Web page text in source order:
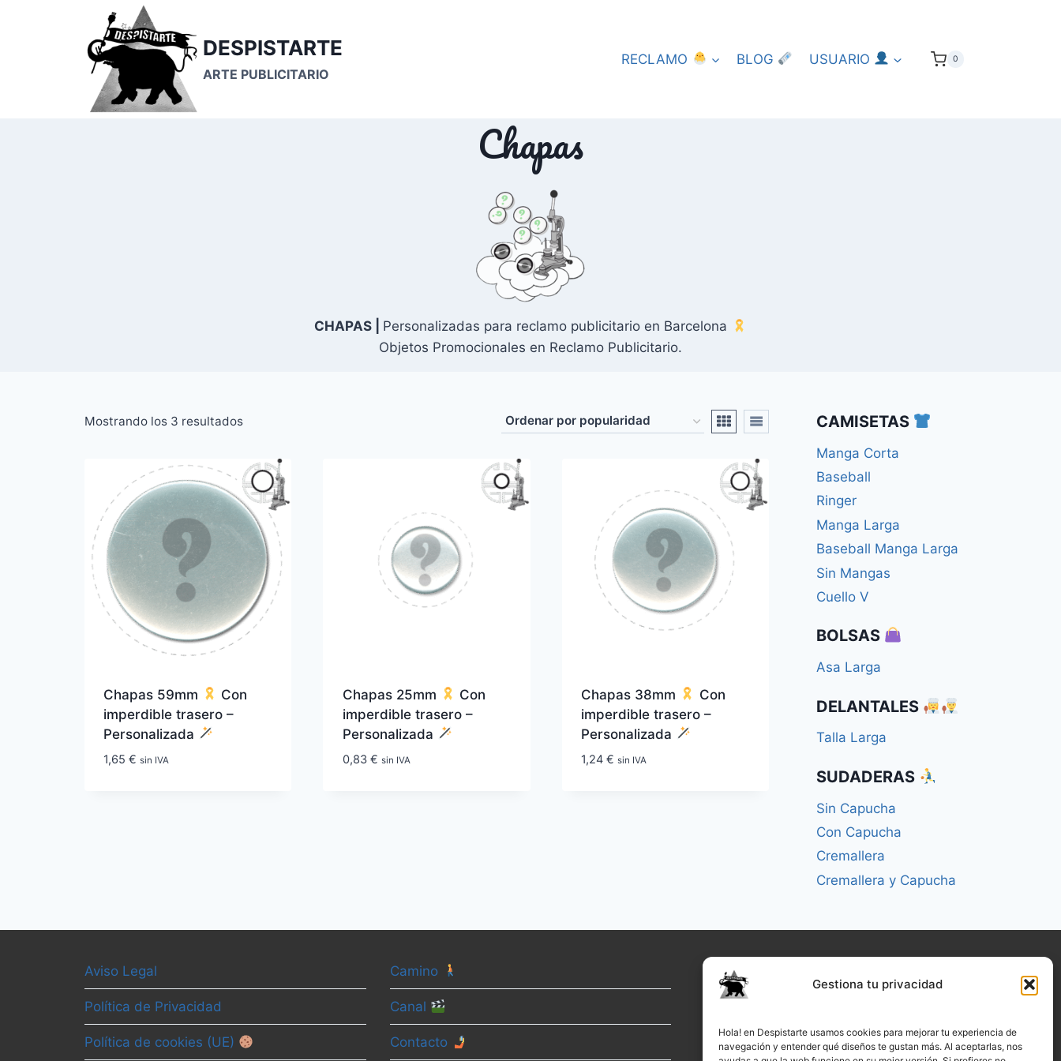
Gestiona tu privacidad
Hola! en Despistarte usamos cookies para mejorar tu experiencia de
navegación y entender qué diseños te gustan más. Al aceptarlas, nos
DESPISTARTE
ARTE PUBLICITARIO
RECLAMO BLOG USUARIO 0
Chapas
CHAPAS
Personalizadas para reclamo publicitario en Barcelona
Objetos Promocionales en Reclamo Publicitario.
Mostrando los 3 resultadosOrdenado
popularidad
Chapas 59mm
Con
imperdible trasero –
Personalizada
1,65€ sin IVA
Chapas 25mm
Con
imperdible trasero –
Personalizada
0,83 € sin IVA
Chapas 38mm
Con
imperdible trasero –
Personalizada
1,24€ sin IVA
CAMISETAS
Manga Corta
Baseball
Ringer
Manga Larga
Baseball Manga Larga
Sin Mangas
Cuello V
BOLSAS
Asa Larga
DELANTALES
Talla Larga
SUDADERAS
Sin Capucha
Con Capucha
Cremallera
Cremallera y Capucha
Aviso Legal
Política de Privacidad
Política de cookies (UE)
Camino
Canal
Contacto